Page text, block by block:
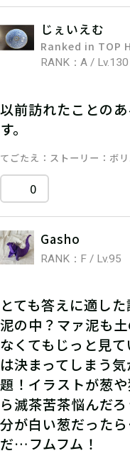
じぇいえむ
Ranked in TOP
RANK：A / Lv.130
以前訪れたことの
す。
てごたえ ストーリー ボ
0
Gasho
RANK：F / Lv.95
とても答えに適し
泥の中？マァ泥も
なくてもじっと見
は決まってしまう
題！イラストが葱
ら滅茶苦茶悩んだ
分が白い葱だった
だ…フムフム！